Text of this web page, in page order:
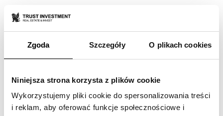
Zgoda Szczegóły O plikach cookies
Niniejsza strona korzysta z plików cookie
Wykorzystujemy pliki cookie do spersonalizowania treści
i reklam, aby oferować funkcje społecznościowe i